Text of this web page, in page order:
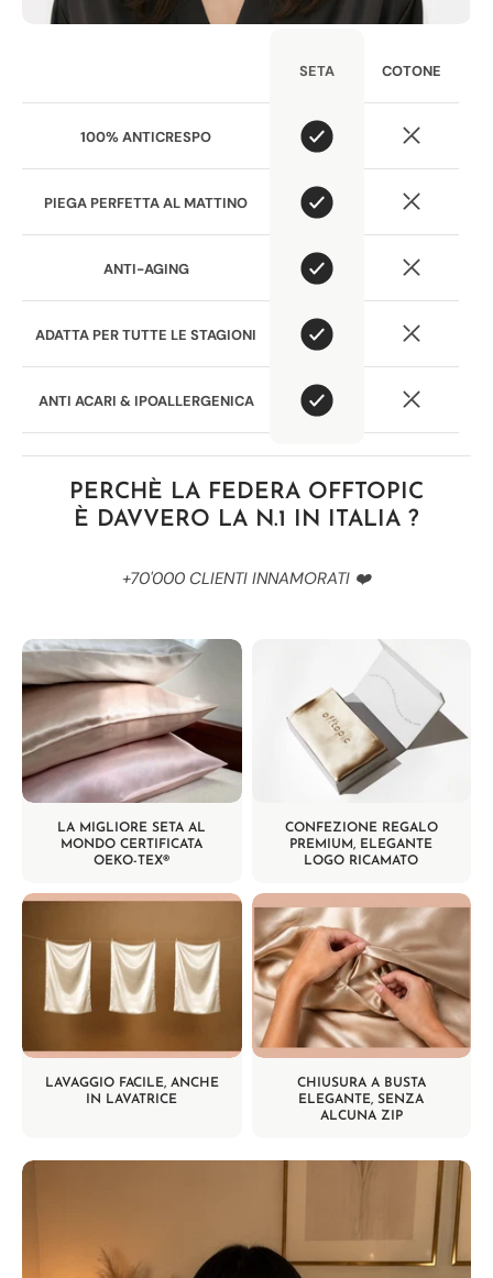
SETA COTONE
100% ANTICRESPO
PIEGA PERFETTA AL MATTINO
ANTI-AGING
ADATTA PER TUTTE LE STAGIONI
ANTI ACARI & IPOALLERGENICA
PERCHÈ LA FEDERA OFFTOPIC
È DAVVERO LA N.1 IN ITALIA ?
+70'000 CLIENTI INNAMORATI ❤️
LA MIGLIORE SETA AL
MONDO CERTIFICATA
OEKO-TEX®
CONFEZIONE REGALO
PREMIUM, ELEGANTE
LOGO RICAMATO
LAVAGGIO FACILE, ANCHE
IN LAVATRICE
CHIUSURA A BUSTA
ELEGANTE, SENZA
ALCUNA ZIP